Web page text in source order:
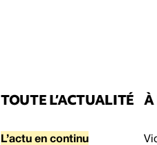
TOUTE L’ACTUALITÉ
L’actu en continu
À